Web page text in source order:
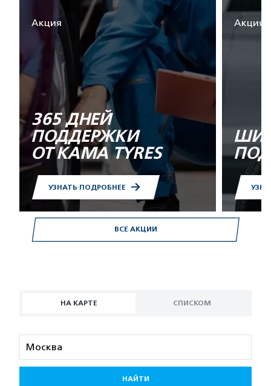
ВСЕ АКЦИИ
Акция
365 ДНЕЙ
ПОДДЕРЖКИ
ОТ KAMA TYRES
УЗНАТЬ ПОДРОБНЕЕ
Акция
НА КАРТЕ СПИСКОМ
НАЙТИ